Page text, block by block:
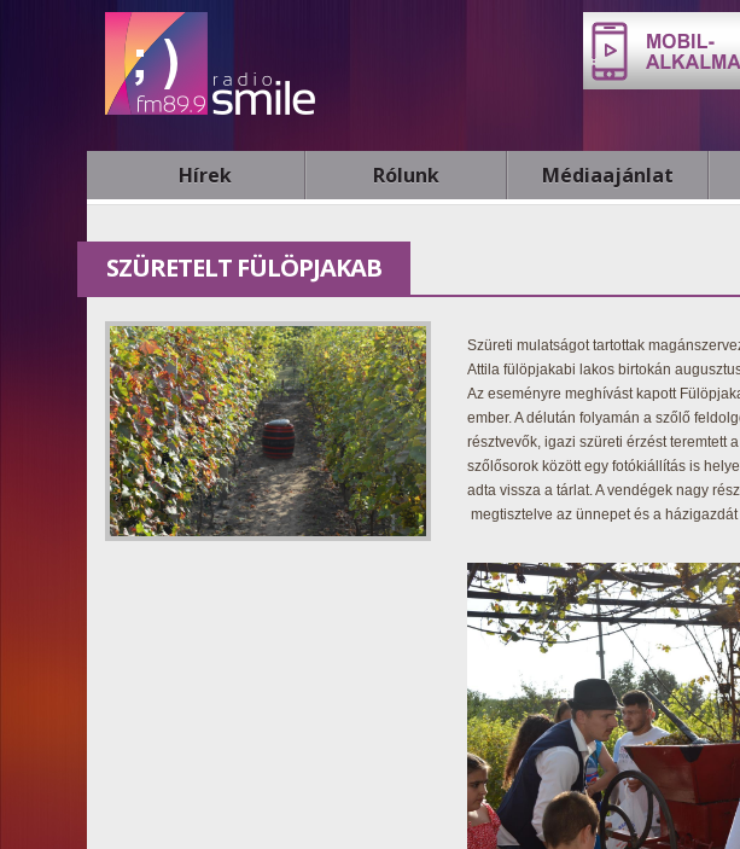
Hírek Rólunk Médiaajánlat
SZÜRETELT FÜLÖPJAKAB
Szüreti mulatságot tartottak
Attila fülöpjakabi lakos birtokán
Az eseményre meghívást kapott
ember. A délután folyamán a szőlő
résztvevők, igazi szüreti érzést teremtett
szőlősorok között egy fotókiállítás is
adta vissza a tárlat. A vendégek nagy
megtisztelve az ünnepet és a házigazdát